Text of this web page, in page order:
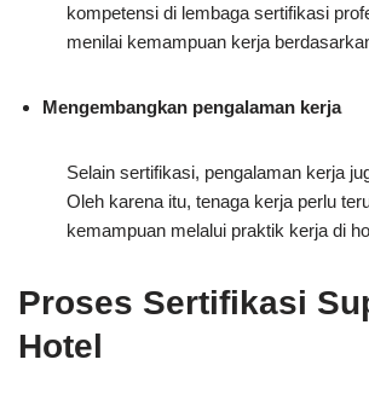
kompetensi di lembaga sertifikasi
menilai kemampuan kerja
Mengembangkan pengalaman kerja
Selain sertifikasi, pengalaman kerja
Oleh karena itu, tenaga kerja perlu
kemampuan melalui praktik kerja di
Proses Sertifikasi
Hotel